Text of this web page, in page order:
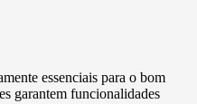
essenciais para o bom
garantem funcionalidades